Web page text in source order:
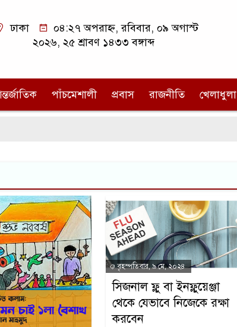
ঢাকা
০৪:২৭ অপরাহ্ন, রবিবার, ০৯ অগাস্ট
২০২৬, ২৫ শ্রাবণ ১৪৩৩ বঙ্গাব্দ
পাঁচমেশালী প্রবাস রাজনীতি খেলাধুলা
বৃহস্পতিবার, ৯ মে, ২০২৪
সিজনাল ফ্লু বা ইনফ্লুয়েঞ্জা
থেকে যেভাবে নিজেকে রক্ষা
করবেন